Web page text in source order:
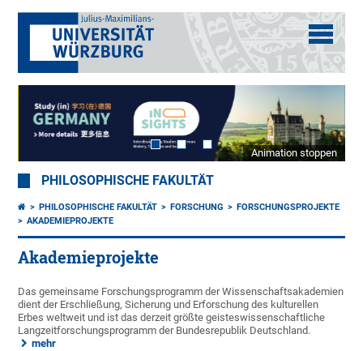
Animation stoppen
PHILOSOPHISCHE FAKULTÄT
PHILOSOPHISCHE FAKULTÄT FORSCHUNG
FORSCHUNGSPROJEKTE
AKADEMIEPROJEKTE
Akademieprojekte
Das gemeinsame Forschungsprogramm der Wissenschaftsakademien
dient der Erschließung, Sicherung und Erforschung des kulturellen
Erbes weltweit und ist das derzeit größte geisteswissenschaftliche
Langzeitforschungsprogramm der Bundesrepublik Deutschland.
mehr